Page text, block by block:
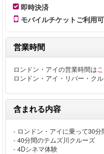
即時決済
モバイルチケットご利用可
営業時間
ロンドン・アイの営業時間は
ロンドン・アイ・リバー・ク
含まれる内容
- ロンドン・アイに乗って30分
- 40分間のテムズ川クルーズ
- 4Dシネマ体験